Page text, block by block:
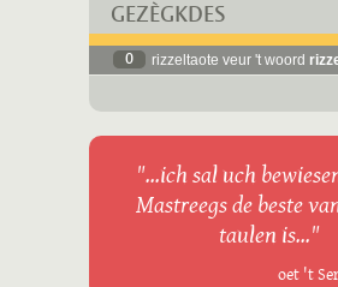
GEZÈGKDES
0 rizzeltaote veur 't woord
"...ich sal uch
Mastreegs de beste
taulen is..."
oet 't